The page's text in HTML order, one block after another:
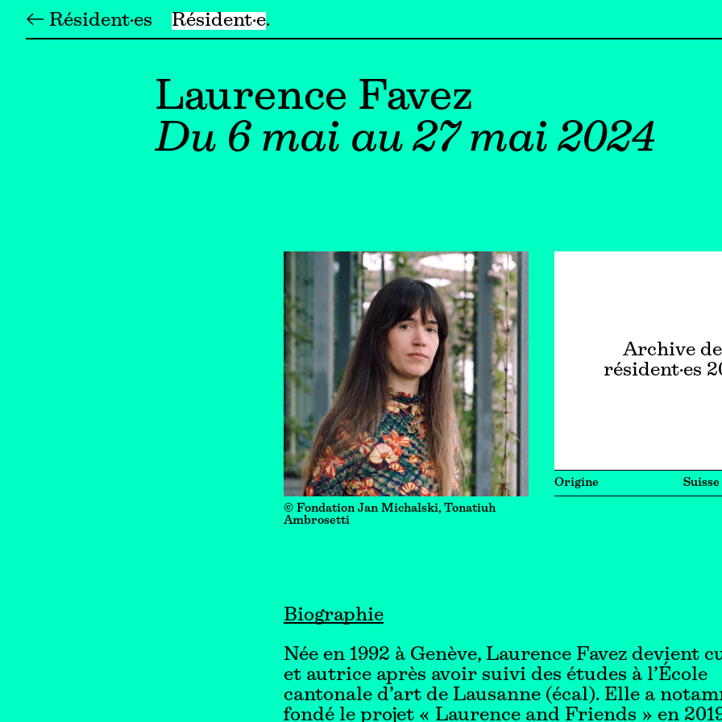
← Résident·es Résident·e
Laurence Favez
Du 6 mai au 27 mai 2024
© Fondation Jan Michalski, Tonatiuh
Ambrosetti
Archive
résident·es
Origine Suisse
Biographie
Née en 1992 à Genève, Laurence Favez devient
et autrice après avoir suivi des études à l’École
cantonale d’art de Lausanne (écal). Elle a
fondé le projet « Laurence and Friends » en